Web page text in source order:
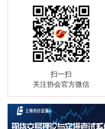
扫一扫
关注协会官方微信